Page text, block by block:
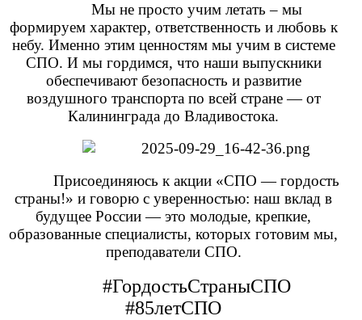
Мы не просто учим летать – мы
формируем характер, ответственность и любовь к
небу. Именно этим ценностям мы учим в системе
СПО. И мы гордимся, что наши выпускники
обеспечивают безопасность и развитие
воздушного транспорта по всей стране — от
Калининграда до Владивостока.
Присоединяюсь к акции «СПО — гордость
страны!» и говорю с уверенностью: наш вклад в
будущее России — это молодые, крепкие,
образованные специалисты, которых готовим мы,
преподаватели СПО.
#ГордостьСтраныСПО
#85летСПО